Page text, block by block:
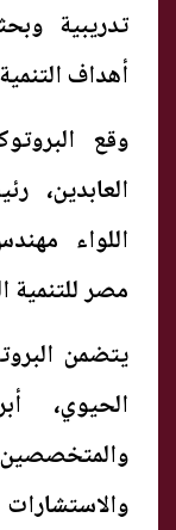
تدريبية
أهداف
وقع
اللواء
مصر للتنمية
يتضمن
الحيوي،